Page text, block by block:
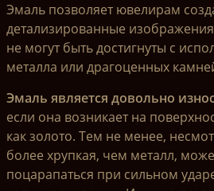
Эмаль позволяет ювелирам
детализированные
не могут быть достигнуты с
металла или драгоценных
Эмаль является довольно
если она возникает на
как золото. Тем не менее,
более хрупкая, чем металл,
поцарапаться при сильном